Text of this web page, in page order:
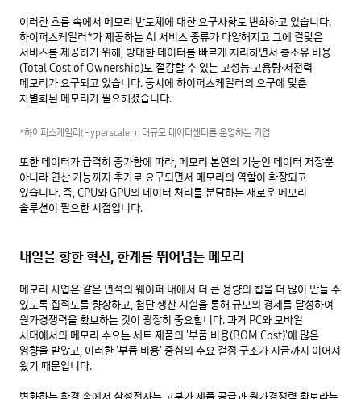
이러한 흐름 속에서 메모리 반도체에 대한 요구사항도 변화하고 있습니다.
하이퍼스케일러*가 제공하는 AI 서비스 종류가 다양해지고 그에 걸맞은
서비스를 제공하기 위해, 방대한 데이터를 빠르게 처리하면서 총소유 비용
(Total Cost of Ownership)도 절감할 수 있는 고성능·고용량·저전력
메모리가 요구되고 있습니다. 동시에 하이퍼스케일러의 요구에 맞춘
차별화된 메모리가 필요해졌습니다.
*하이퍼스케일러(Hyperscaler): 대규모 데이터센터를 운영하는 기업
또한 데이터가 급격히 증가함에 따라, 메모리 본연의 기능인 데이터 저장뿐
아니라 연산 기능까지 추가로 요구되면서 메모리의 역할이 확장되고
있습니다. 즉, CPU와 GPU의 데이터 처리를 분담하는 새로운 메모리
솔루션이 필요한 시점입니다.
내일을 향한 혁신, 한계를 뛰어넘는 메모리
메모리 사업은 같은 면적의 웨이퍼 내에서 더 큰 용량의 칩을 더 많이 만들 수
있도록 집적도를 향상하고, 첨단 생산 시설을 통해 규모의 경제를 달성하여
원가경쟁력을 확보하는 것이 굉장히 중요합니다. 과거 PC와 모바일
시대에서의 메모리 수요는 세트 제품의 '부품 비용(BOM Cost)'에 많은
영향을 받았고, 이러한 '부품 비용' 중심의 수요 결정 구조가 지금까지 이어져
왔기 때문입니다.